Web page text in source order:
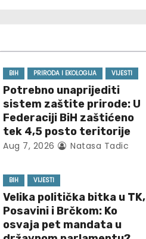
BIH PRIRODA I EKOLOGIJA VIJESTI
Potrebno unaprijediti
sistem zaštite prirode: U
Federaciji BiH zaštićeno
tek 4,5 posto teritorije
Aug 7, 2026 Natasa Tadic
BIH VIJESTI
Velika politička bitka u TK,
Posavini i Brčkom: Ko
osvaja pet mandata u